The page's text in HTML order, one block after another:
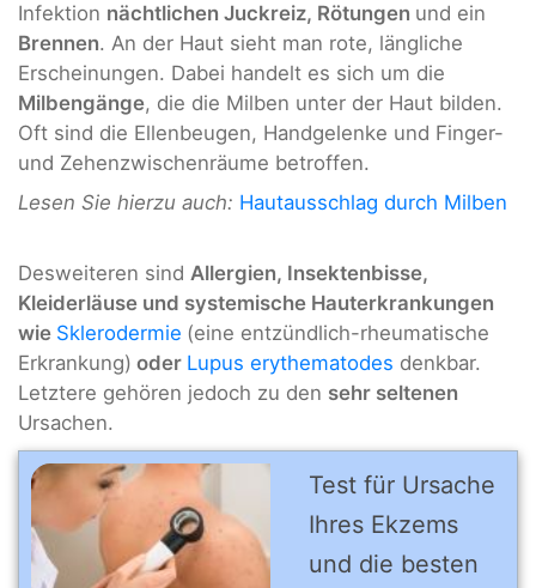
Infektion nächtlichen Juckreiz, Rötungen und ein
Brennen. An der Haut sieht man rote, längliche
Erscheinungen. Dabei handelt es sich um die
Milbengänge, die die Milben unter der Haut bilden.
Oft sind die Ellenbeugen, Handgelenke und Finger-
und Zehenzwischenräume betroffen.
Lesen Sie hierzu auch: Hautausschlag durch Milben
Desweiteren sind Allergien, Insektenbisse,
Kleiderläuse und systemische Hauterkrankungen
wie Sklerodermie (eine entzündlich-rheumatische
Erkrankung) oder Lupus erythematodes denkbar.
Letztere gehören jedoch zu den sehr seltenen
Ursachen.
Test für Ursache
Ihres Ek­zems
und die bes­ten